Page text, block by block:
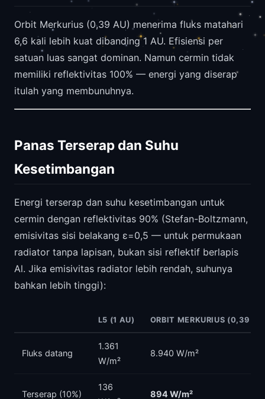
Orbit Merkurius (0,39 AU) menerima fluks matahari
6,6 kali lebih kuat dibanding 1 AU. Efisiensi per
satuan luas sangat dominan. Namun cermin tidak
memiliki reflektivitas 100% — energi yang diserap
itulah yang membunuhnya.
Panas Terserap dan Suhu
Kesetimbangan
Energi terserap dan suhu kesetimbangan untuk
cermin dengan reflektivitas 90% (Stefan-Boltzmann,
emisivitas sisi belakang ε=0,5 — untuk permukaan
radiator tanpa lapisan, bukan sisi reflektif berlapis
Al. Jika emisivitas radiator lebih rendah, suhunya
bahkan lebih tinggi):
L5 (1 AU) ORBIT MERKURIUS (0,39
Fluks datang
1.361
W/m²
8.940 W/m²
Terserap (10%)
136
894 W/m²